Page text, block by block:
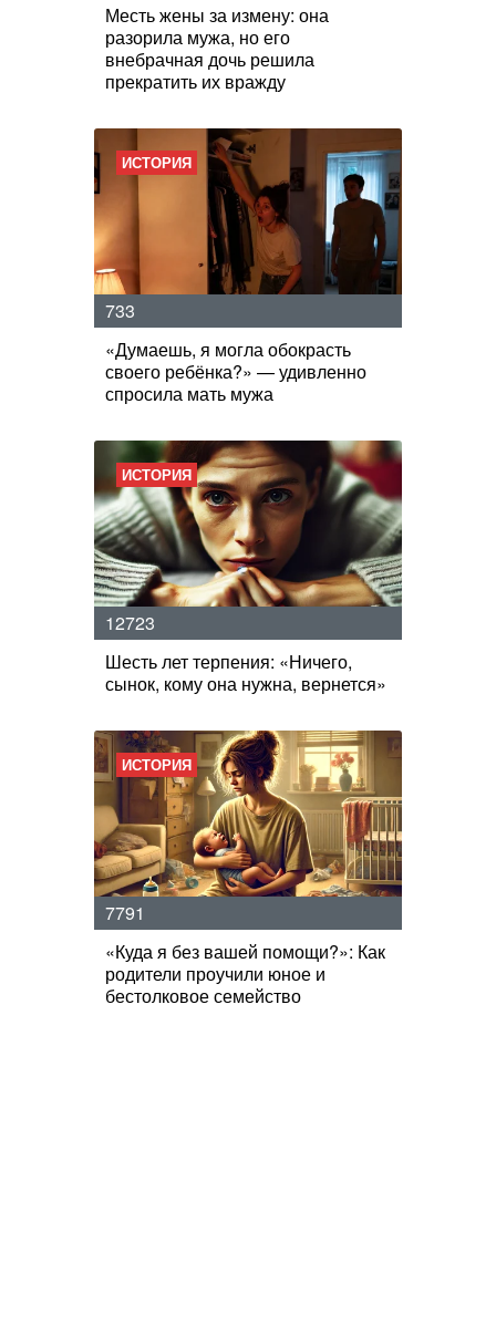
Месть жены за измену: она
разорила мужа, но его
внебрачная дочь решила
прекратить их вражду
ИСТОРИЯ
733
«Думаешь, я могла обокрасть
своего ребёнка?» — удивленно
спросила мать мужа
ИСТОРИЯ
12723
Шесть лет терпения: «Ничего,
сынок, кому она нужна, вернется»
ИСТОРИЯ
7791
«Куда я без вашей помощи?»: Как
родители проучили юное и
бестолковое семейство